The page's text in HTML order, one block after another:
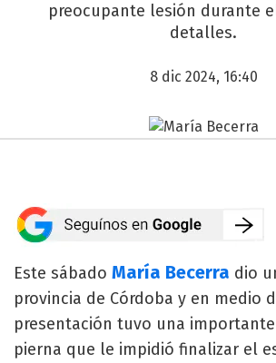
preocupante lesión durante
detalles.
8 dic 2024, 16:40
Este sábado María Becerra dio
provincia de Córdoba y en medio
presentación tuvo una
pierna que le impidió finalizar el